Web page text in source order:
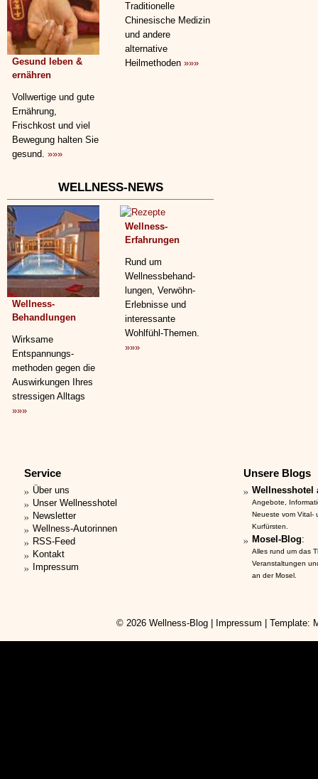
Gesund leben &
ernähren
Vollwertige und gute
Ernährung,
Frischkost und viel
Bewegung halten Sie
gesund. »»»
Traditionelle
Chinesische Medizin
und andere
alternative
Heilmethoden »»»
WELLNESS-NEWS
Wellness-
Behandlungen
Wirksame
Entspannungs­
methoden gegen die
Auswirkungen Ihres
stressigen Alltags
»»»
Wellness-
Erfahrungen
Rund um
Wellnessbehand­
lungen, Verwöhn-
Erlebnisse und
interessante
Wohlfühl-Themen.
»»»
Service
Über uns
Unser Wellnesshotel
Newsletter
Wellness-Autorinnen
RSS-Feed
Kontakt
Impressum
Unsere Blogs
Wellnesshotel
Angebote,
Neueste vom Vital-
Kurfürsten.
Mosel-Blog:
Alles rund um das
Veranstaltungen
an der Mosel.
© 2026 Wellness-Blog Impressum | Template: